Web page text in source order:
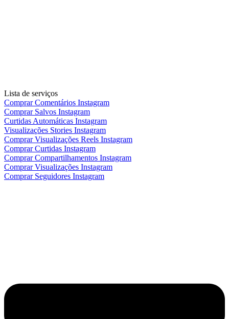
Lista de serviços
Comprar Comentários Instagram
Comprar Salvos Instagram
Curtidas Automáticas Instagram
Visualizações Stories Instagram
Comprar Visualizações Reels Instagram
Comprar Curtidas Instagram
Comprar Compartilhamentos Instagram
Comprar Visualizações Instagram
Comprar Seguidores Instagram